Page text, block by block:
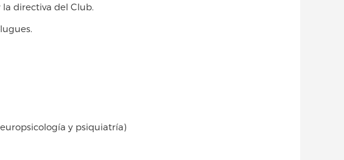
directiva del Club.
y psiquiatría)